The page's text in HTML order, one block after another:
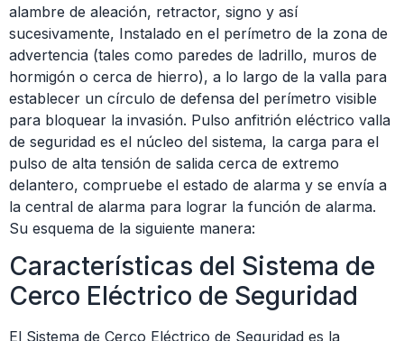
alambre de aleación, retractor, signo y así
sucesivamente, Instalado en el perímetro de la zona de
advertencia (tales como paredes de ladrillo, muros de
hormigón o cerca de hierro), a lo largo de la valla para
establecer un círculo de defensa del perímetro visible
para bloquear la invasión. Pulso anfitrión eléctrico valla
de seguridad es el núcleo del sistema, la carga para el
pulso de alta tensión de salida cerca de extremo
delantero, compruebe el estado de alarma y se envía a
la central de alarma para lograr la función de alarma.
Su esquema de la siguiente manera:
Características del Sistema de
Cerco Eléctrico de Seguridad
El Sistema de Cerco Eléctrico de Seguridad es la